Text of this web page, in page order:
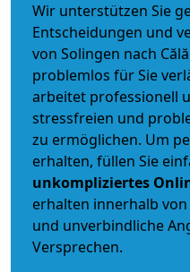
Wir unterstützen Sie
Entscheidungen und
von Solingen nach
problemlos für Sie
arbeitet professionell
stressfreien und
zu ermöglichen. Um
erhalten, füllen Sie
unkompliziertes
erhalten innerhalb
und unverbindliche
Versprechen.